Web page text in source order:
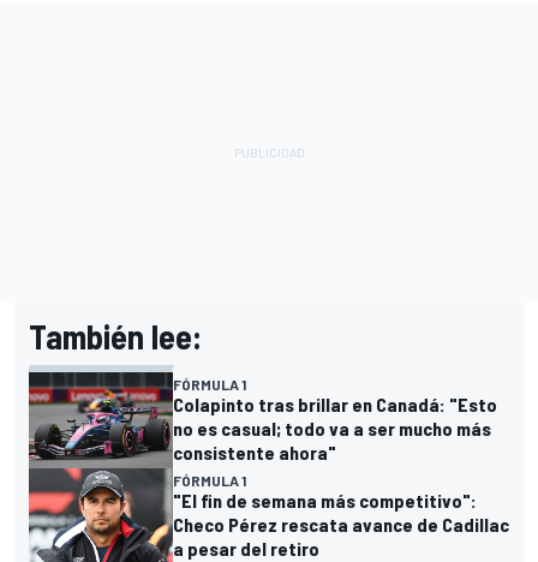
También lee:
FÓRMULA 1
Colapinto tras brillar en Canadá: "Esto
no es casual; todo va a ser mucho más
consistente ahora"
FÓRMULA 1
"El fin de semana más competitivo":
Checo Pérez rescata avance de Cadillac
a pesar del retiro